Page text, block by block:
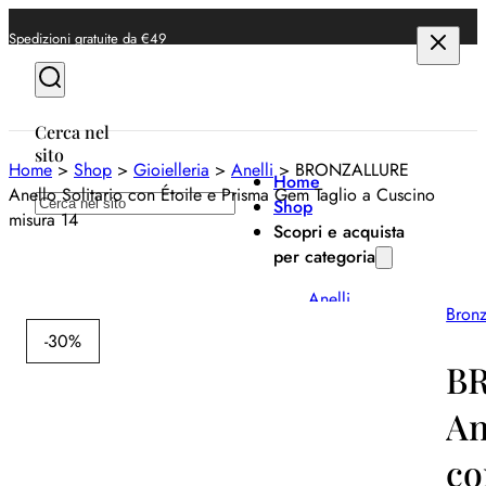
Spedizioni gratuite da €49
Cerca nel
sito
Cerca
Home
Shop
Scopri e acquista
per categoria
Anelli
Home> Shop > Gioielleria > Anelli> BRONZALLURE
Anello Solitario con Étoile e Prisma Gem Taglio a Cuscino
misura 14
-30%